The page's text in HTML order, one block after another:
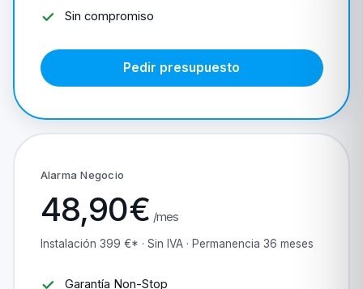
Sin compromiso
Pedir presupuesto
Alarma Negocio
48,90€ /mes
Instalación 399 €* · Sin IVA · Permanencia 36 meses
Garantía Non-Stop